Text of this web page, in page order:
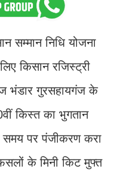
सम्मान निधि योजना
किसान रजिस्ट्री
भंडार गुरसहायगंज के
किस्त का भुगतान
समय पर पंजीकरण करा
के मिनी किट मुफ्त